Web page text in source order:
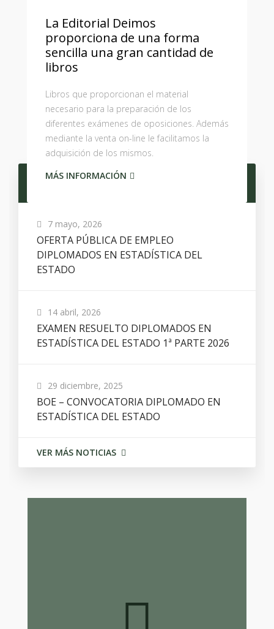
La Editorial Deimos
proporciona de una forma
sencilla una gran cantidad de
libros
Libros que proporcionan el material
necesario para la preparación de los
diferentes exámenes de oposiciones. Además
mediante la venta on-line le facilitamos la
adquisición de los mismos.
MÁS INFORMACIÓN
ÚLTIMAS NOTICIAS
7 mayo, 2026
OFERTA PÚBLICA DE EMPLEO
DIPLOMADOS EN ESTADÍSTICA DEL
ESTADO
14 abril, 2026
EXAMEN RESUELTO DIPLOMADOS EN
ESTADÍSTICA DEL ESTADO 1ª PARTE 2026
29 diciembre, 2025
BOE – CONVOCATORIA DIPLOMADO EN
ESTADÍSTICA DEL ESTADO
VER MÁS NOTICIAS